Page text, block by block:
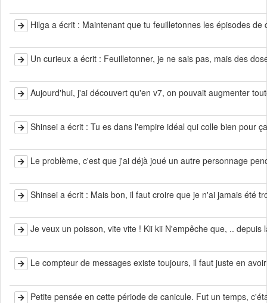
Hilga a écrit : Maintenant que tu feuilletonnes les épisodes
Un curieux a écrit : Feuilletonner, je ne sais pas, mais des
Aujourd'hui, j'ai découvert qu'en v7, on pouvait augmenter
Shinsei a écrit : Tu es dans l'empire idéal qui colle bien pour
Le problème, c'est que j'ai déjà joué un autre personnage
Shinsei a écrit : Mais bon, il faut croire que je n'ai jamais été
Je veux un poisson, vite vite ! Kii kii N'empêche que, ..
Le compteur de messages existe toujours, il faut juste en
Petite pensée en cette période de canicule. Fut un temps,